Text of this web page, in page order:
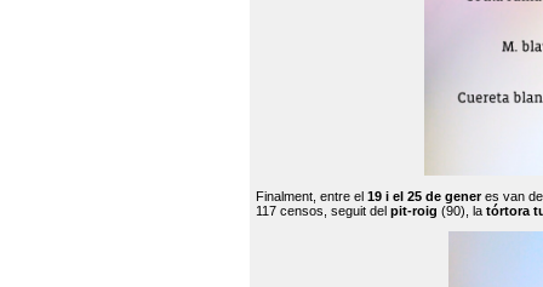
Finalment, entre el 19 i el 25 de generes van
117 censos, seguit del pit-roig (90), la tórtora